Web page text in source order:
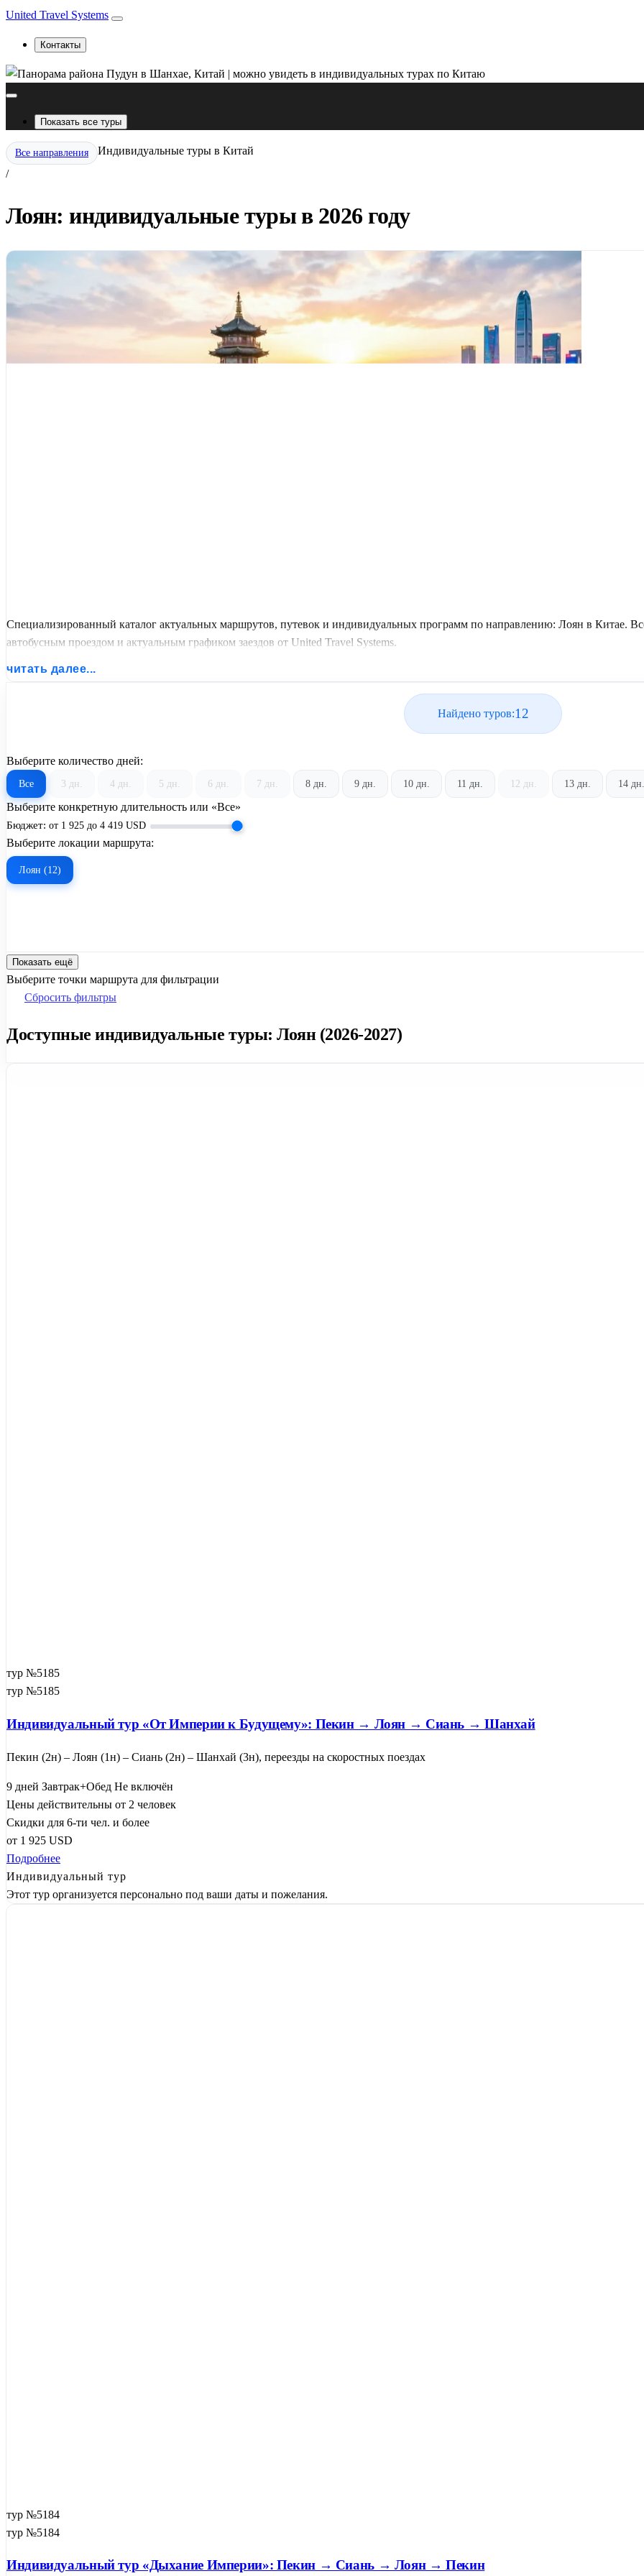
United Travel Systems
Контакты
Показать все туры
Все направления
/
Индивидуальные туры в Китай
Лоян: индивидуальные туры в 2026 году
Специализированный каталог актуальных маршрутов, путевок и индивидуальных программ по направлению: Лоян в Китае.
автобусным проездом и актуальным графиком заездов от United Travel Systems.
читать далее...
Найдено туров:12
Выберите количество дней:
Все 3 дн. 4 дн. 5 дн. 6 дн. 7 дн. 8 дн. 9 дн. 10 дн. 11 дн. 12 дн. 13 дн. 14 дн.
Выберите конкретную длительность или «Все»
Бюджет: от 1 925 до 4 419 USD
Выберите локации маршрута:
Лоян (12)
Показать ещё
Выберите точки маршрута для фильтрации
Сбросить фильтры
Доступные индивидуальные туры: Лоян (2026-2027)
тур №5185
тур №5185
Индивидуальный тур «От Империи к Будущему»: Пекин → Лоян → Сиань → Шанхай
Пекин (2н) – Лоян (1н) – Сиань (2н) – Шанхай (3н), переезды на скоростных поездах
9 дней Завтрак+Обед Не включён
Цены действительны от 2 человек
Скидки для 6-ти чел. и более
от 1 925 USD
Подробнее
Индивидуальный тур
Этот тур организуется персонально под ваши даты и пожелания.
тур №5184
тур №5184
Индивидуальный тур «Дыхание Империи»: Пекин → Сиань → Лоян → Пекин